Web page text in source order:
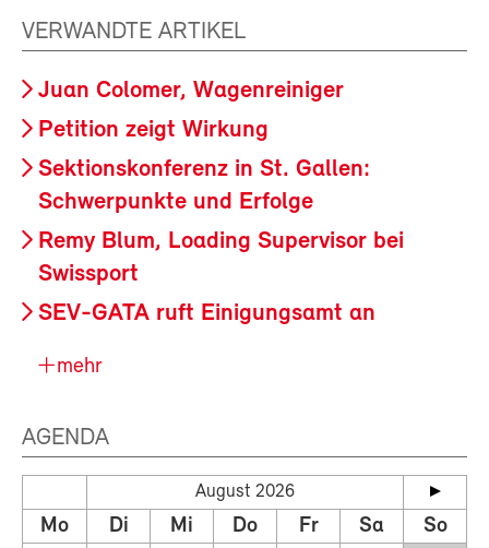
VERWANDTE ARTIKEL
Juan Colomer, Wagenreiniger
Petition zeigt Wirkung
Sektionskonferenz in St. Gallen:
Schwerpunkte und Erfolge
Remy Blum, Loading Supervisor bei
Swissport
SEV-GATA ruft Einigungsamt an
mehr
AGENDA
August 2026
Mo Di Mi Do Fr Sa So